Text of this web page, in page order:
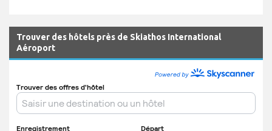
Trouver des hôtels près de Skiathos International
Aéroport